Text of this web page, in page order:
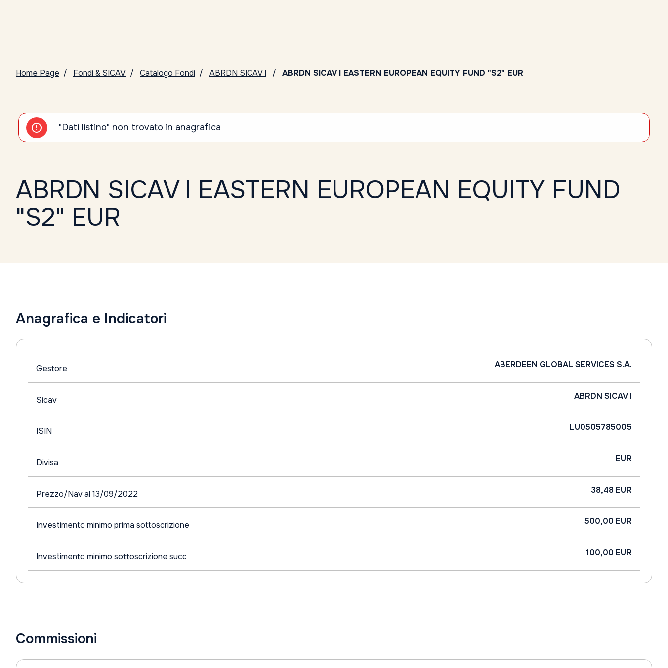
Home Page Fondi & SICAV Catalogo Fondi ABRDN SICAV I ABRDN SICAV I EASTERN EUROPEAN EQUITY FUND "S2" EUR
"Dati listino" non trovato in anagrafica
ABRDN SICAV I EASTERN EUROPEAN EQUITY FUND
"S2" EUR
Anagrafica e Indicatori
Gestore ABERDEEN GLOBAL SERVICES S.A.
Sicav ABRDN SICAV I
ISIN LU0505785005
Divisa EUR
Prezzo/Nav al 13/09/2022 38,48 EUR
Investimento minimo prima sottoscrizione 500,00 EUR
Investimento minimo sottoscrizione succ 100,00 EUR
Commissioni